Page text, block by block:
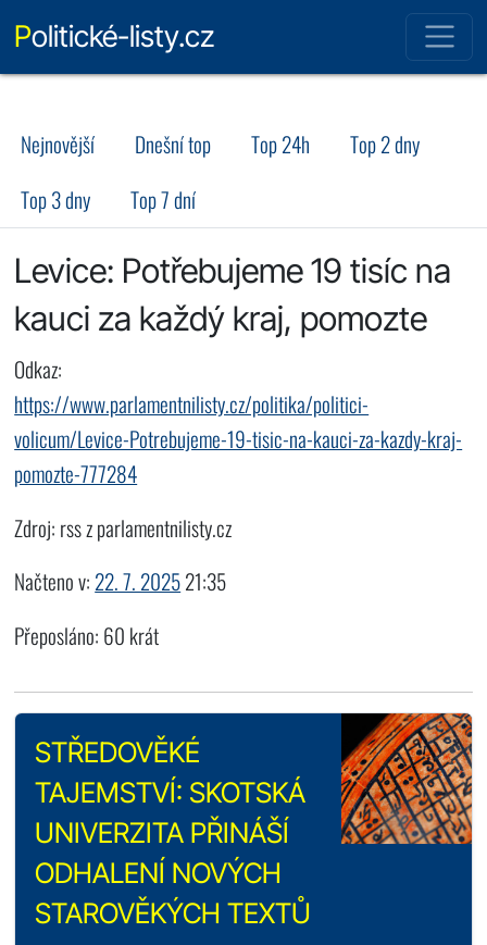
Politické-listy.cz
Nejnovější Dnešní top Top 24h
Top 2 dny
Top 3 dny
Top 7 dní
Levice: Potřebujeme 19 tisíc na
kauci za každý kraj, pomozte
Odkaz:
https://www.parlamentnilisty.cz/politika/politici-
volicum/Levice-Potrebujeme-19-tisic-na-kauci-za-kazdy-kraj-
pomozte-777284
Zdroj: rss z parlamentnilisty.cz
Načteno v: 22. 7. 202521:35
Přeposláno: 60 krát
STŘEDOVĚKÉ
TAJEMSTVÍ: SKOTSKÁ
UNIVERZITA PŘINÁŠÍ
ODHALENÍ NOVÝCH
STAROVĚKÝCH TEXTŮ